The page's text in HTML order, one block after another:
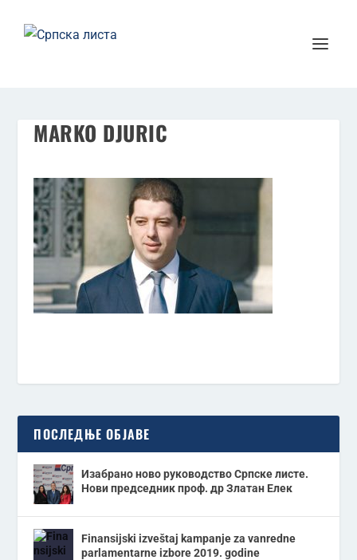
MARKO DJURIC
ПОСЛЕДЊЕ ОБЈАВЕ
Изабрано ново руководство Српске листе.
Нови председник проф. др Златан Елек
Finansijski izveštaj kampanje za vanredne
parlamentarne izbore 2019. godine